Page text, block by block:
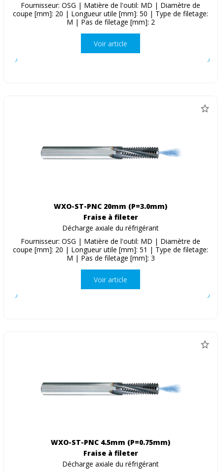
Fournisseur: OSG | Matière de l'outil: MD | Diamètre de
coupe [mm]: 20 | Longueur utile [mm]: 50 | Type de filetage:
M | Pas de filetage [mm]: 2
Voir article
WXO-ST-PNC 20mm (P=3.0mm)
Fraise à fileter
Décharge axiale du réfrigérant
Fournisseur: OSG | Matière de l'outil: MD | Diamètre de
coupe [mm]: 20 | Longueur utile [mm]: 51 | Type de filetage:
M | Pas de filetage [mm]: 3
Voir article
WXO-ST-PNC 4.5mm (P=0.75mm)
Fraise à fileter
Décharge axiale du réfrigérant